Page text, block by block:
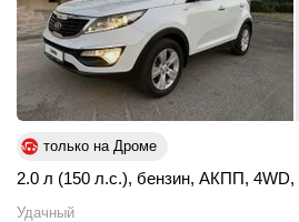
только на Дроме
2.0 л (150 л.с.), бензин, АКПП, 4WD,
Удачный